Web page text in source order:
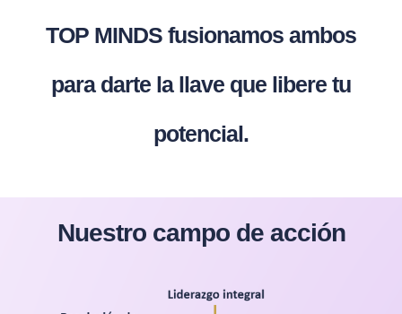
TOP MINDS fusionamos ambos
para darte la llave que libere tu
potencial.
Nuestro campo de acción